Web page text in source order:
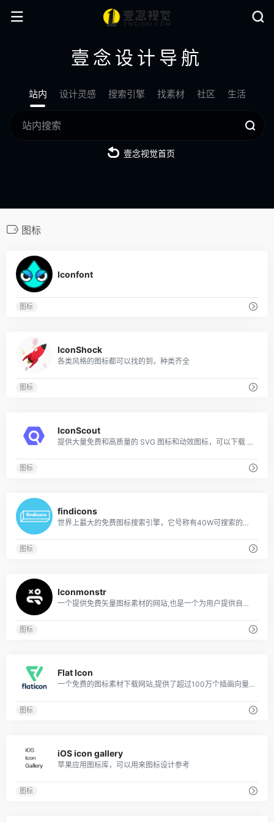
壹念设计导航
站内 设计灵感 搜索引擎 找素材 社区 生活
壹念视觉首页
图标
Iconfont
图标
IconShock
各类风格的图标都可以找的到，种类齐全
图标
IconScout
提供大量免费和高质量的 SVG 图标和动效图标，可以下载 SVG、React、Vue 等
图标
findicons
世界上最大的免费图标搜索引擎，它号称有40W可搜索的图标
图标
Iconmonstr
一个提供免费矢量图标素材的网站,也是一个为用户提供自由使用和编辑的图标资源库
图标
Flat Icon
一个免费的图标素材下载网站,提供了超过100万个插画向量图标,包括PNG、SVG、EPS、PSD和CSS,适用于商业和个人使用。
图标
iOS icon gallery
苹果应用图标库，可以用来图标设计参考
图标